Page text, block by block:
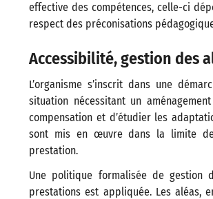
effective des compétences, celle-ci
respect des préconisations
Accessibilité, gestion des
L’organisme s’inscrit dans une
situation nécessitant un
compensation et d’étudier les
sont mis en œuvre dans la limite
prestation.
Une politique formalisée de gestion
prestations est appliquée. Les aléas,